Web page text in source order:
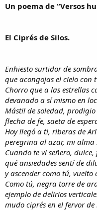
Un poema de “Versos
El Ciprés de Silos.
Enhiesto surtidor de
que acongojas el cielo con
Chorro que a las estrellas
devanado a sí mismo en
Mástil de soledad, prodigio
flecha de fe, saeta de
Hoy llegó a ti, riberas de
peregrina al azar, mi alma
Cuando te vi señero, dulce,
qué ansiedades sentí de
y ascender como tú, vuelto
Como tú, negra torre de
ejemplo de delirios
mudo ciprés en el fervor de